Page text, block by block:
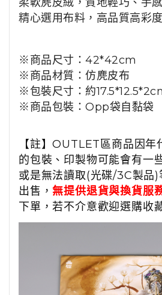
柔軟麂皮絨， 質地輕巧、 手感
精心選用布料，高品質高彩
※商品尺寸：42*42cm
※商品材質：仿麂皮布
※包裝尺寸：約
※商品包裝：Opp袋自黏袋
【註】OUTLET區商品因
的包裝、印製物可能會有一
或是無法讀取(光碟/3C製品
出售，無提供退貨與換貨服
下單，若不介意歡迎選購收